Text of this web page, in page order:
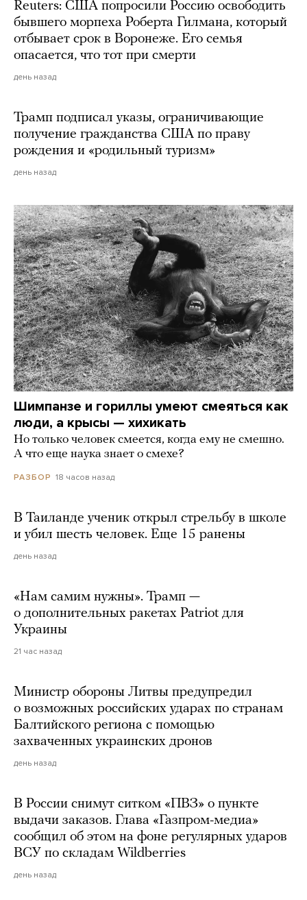
Reuters: США попросили Россию освободить
бывшего морпеха Роберта Гилмана, который
отбывает срок в Воронеже. Его семья
опасается, что тот при смерти
день назад
Трамп подписал указы, ограничивающие
получение гражданства США по праву
рождения и «родильный туризм»
день назад
Шимпанзе и гориллы умеют смеяться как
люди, а крысы — хихикать
Но только человек смеется, когда ему не смешно.
А что еще наука знает о смехе?
РАЗБОР 18 часов назад
В Таиланде ученик открыл стрельбу в школе
и убил шесть человек. Еще 15 ранены
день назад
«Нам самим нужны». Трамп —
о дополнительных ракетах Patriot для
Украины
21 час назад
Министр обороны Литвы предупредил
о возможных российских ударах по странам
Балтийского региона с помощью
захваченных украинских дронов
день назад
В России снимут ситком «ПВЗ» о пункте
выдачи заказов. Глава «Газпром-медиа»
сообщил об этом на фоне регулярных ударов
ВСУ по складам Wildberries
день назад